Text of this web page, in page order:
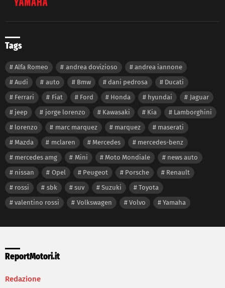
Tags
Alfa Romeo andrea dovizioso
andrea iannone
Audi
auto Bmw dani pedrosa
Ducati
Ferrari
Fiat Ford Honda hyundai
Jaguar
jeep
jorge lorenzo Kawasaki Kia
Lamborghini
lorenzo
marc marquez marquez
maserati
Mazda
mclaren Mercedes
mercedes-benz
mercedes amg
Mini Moto Mondiale
news auto
nissan
Opel Peugeot Porsche
Renault
rossi
sbk suv Suzuki
Toyota
valentino rossi
Volkswagen Volvo Yamaha
ReportMotori.it
Redazione